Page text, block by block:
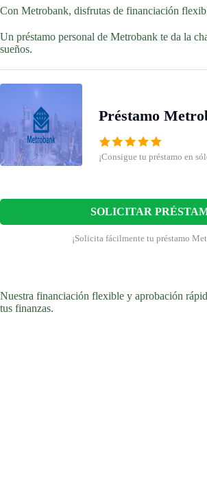
Con Metrobank, disfrutas de financiación
Un préstamo personal de Metrobank te da la
sueños.
Préstamo
¡Consigue tu préstamo en
SOLICITAR
¡Solicita fácilmente tu préstamo
Nuestra financiación flexible y aprobación
tus finanzas.